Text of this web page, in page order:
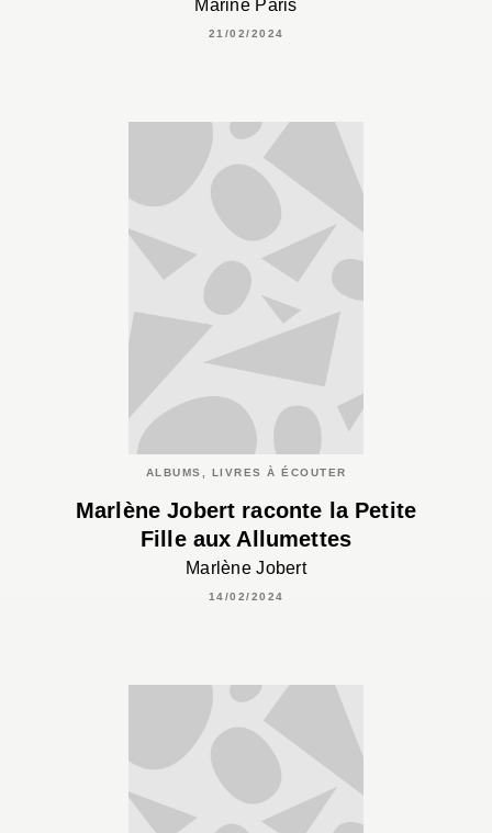
Marine Paris
21/02/2024
ALBUMS, LIVRES À ÉCOUTER
Marlène Jobert raconte la Petite
Fille aux Allumettes
Marlène Jobert
14/02/2024